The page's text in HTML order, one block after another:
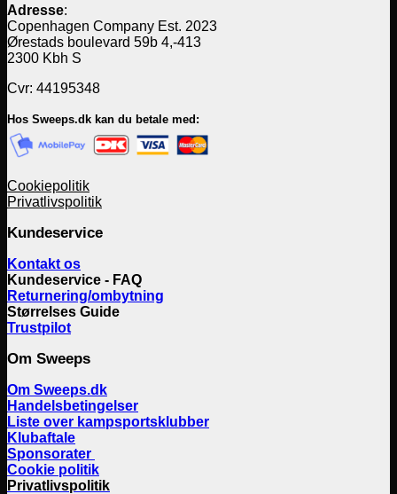
Adresse:
Copenhagen Company Est. 2023
Ørestads boulevard 59b 4,-413
2300 Kbh S
Cvr: 44195348
Hos Sweeps.dk kan du betale med:
Cookiepolitik
Privatlivspolitik
Kundeservice
Kontakt os
Kundeservice - FAQ
Returnering/ombytning
Størrelses Guide
Trustpilot
Om Sweeps
Om Sweeps.dk
Handelsbetingelser
Liste over kampsportsklubber
Klubaftale
Sponsorater
Cookie politik
Privatlivspolitik